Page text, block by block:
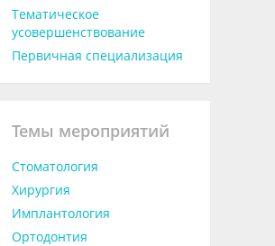
Тематическое
усовершенствование
Первичная специализация
Темы мероприятий
Стоматология
Хирургия
Имплантология
Ортодонтия